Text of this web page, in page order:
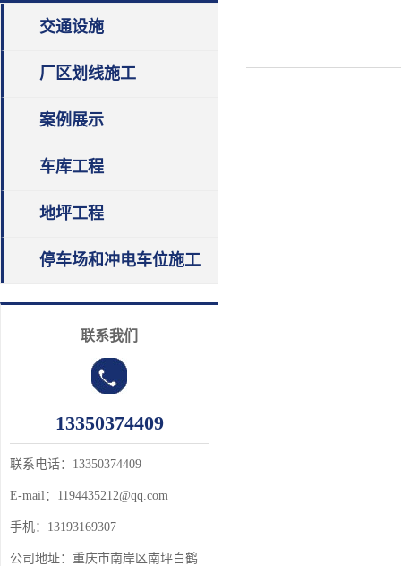
交通设施
厂区划线施工
案例展示
车库工程
地坪工程
停车场和冲电车位施工
联系我们
13350374409
联系电话：13350374409
E-mail：1194435212@qq.com
手机：13193169307
公司地址： 重庆市南岸区南坪白鹤